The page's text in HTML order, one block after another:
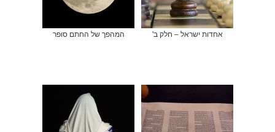
אחדות ישראל – חלק ב' המהפך של החתם סופר